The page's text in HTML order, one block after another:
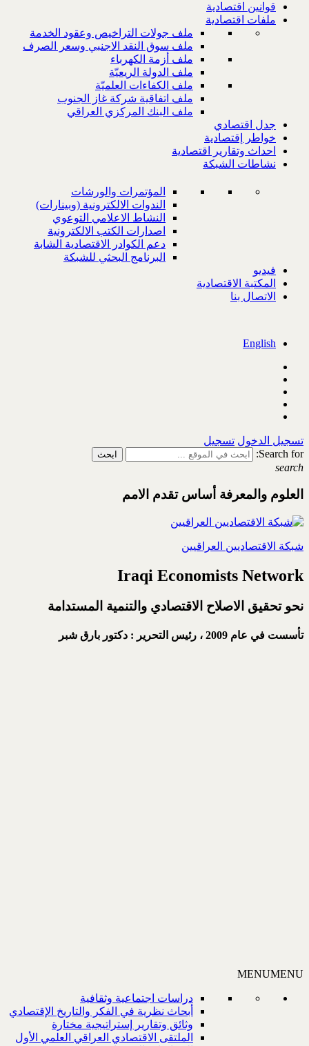
قوانين اقتصادية
ملفات اقتصادية
ملف جولات التراخيص وعقود الخدمة
ملف سوق النقد الاجنبي وسعر الصرف
ملف أزمة الكهرباء
ملف الدولة الريعيّة
ملف الكفاءات العلميّة
ملف اتفاقية شركة غاز الجنوب
ملف البنك المركزي العراقي
جدل اقتصادي
خواطر إقتصادية
احداث وتقارير اقتصادية
نشاطات الشبكة
المؤتمرات والورشات
الندوات الالكترونية (وبينارات)
النشاط الاعلامي التوعوي
اصدارات الكتب الالكترونية
دعم الكوادر الاقتصادية الشابة
البرنامج البحثي للشبكة
فيديو
المكتبة الاقتصادية
الاتصال بنا
English
تسجيل الدخول تسجيل
Search for:
search
العلوم والمعرفة أساس تقدم الامم
شبكة الاقتصاديين العراقيين
Iraqi Economists Network
نحو تحقيق الاصلاح الاقتصادي والتنمية المستدامة
تأسست في عام 2009 ، رئيس التحرير : دكتور بارق شبر
MENUMENU
دراسات اجتماعية وثقافية
أبحاث نظرية في الفكر والتاريخ الإقتصادي
وثائق وتقارير إستراتيجية مختارة
الملتقى الاقتصادي العراقي العلمي الأول